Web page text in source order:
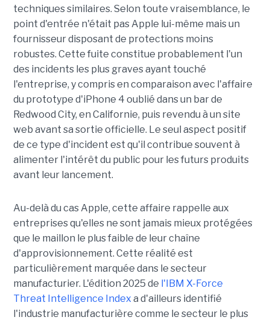
techniques similaires. Selon toute vraisemblance, le
point d'entrée n'était pas Apple lui-même mais un
fournisseur disposant de protections moins
robustes. Cette fuite constitue probablement l'un
des incidents les plus graves ayant touché
l'entreprise, y compris en comparaison avec l'affaire
du prototype d'iPhone 4 oublié dans un bar de
Redwood City, en Californie, puis revendu à un site
web avant sa sortie officielle. Le seul aspect positif
de ce type d'incident est qu'il contribue souvent à
alimenter l'intérêt du public pour les futurs produits
avant leur lancement.
Au-delà du cas Apple, cette affaire rappelle aux
entreprises qu'elles ne sont jamais mieux protégées
que le maillon le plus faible de leur chaîne
d'approvisionnement. Cette réalité est
particulièrement marquée dans le secteur
manufacturier. L'édition 2025 de l'IBM X-Force
Threat Intelligence Index a d'ailleurs identifié
l'industrie manufacturière comme le secteur le plus